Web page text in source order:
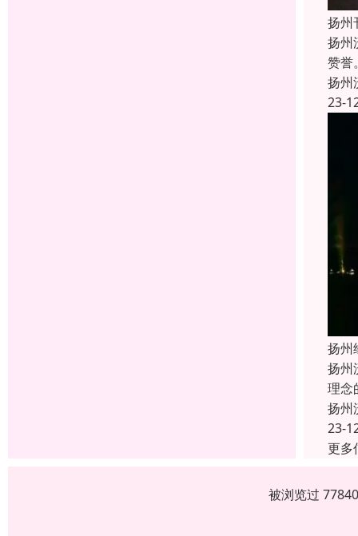
扬州
扬州
赞誉
扬州
23-
扬州
扬州
理念
扬州
23-
更多
被浏览过